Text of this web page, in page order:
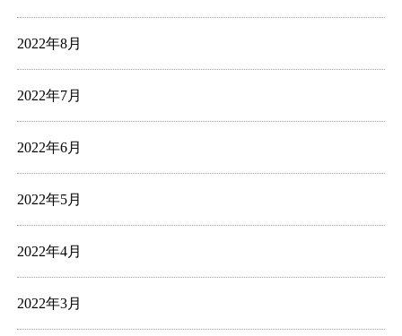
2022年8月
2022年7月
2022年6月
2022年5月
2022年4月
2022年3月